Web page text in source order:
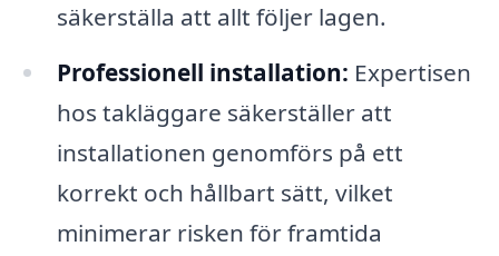
säkerställa att allt följer lagen.
Professionell installation: Expertisen
hos takläggare säkerställer att
installationen genomförs på ett
korrekt och hållbart sätt, vilket
minimerar risken för framtida